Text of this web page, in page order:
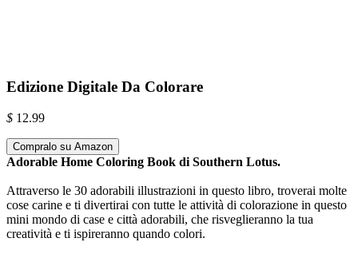
Edizione Digitale Da Colorare
$ 12.99
Compralo su Amazon
Adorable Home Coloring Book di Southern Lotus.
Attraverso le 30 adorabili illustrazioni in questo libro, troverai molte
cose carine e ti divertirai con tutte le attività di colorazione in questo
mini mondo di case e città adorabili, che risveglieranno la tua
creatività e ti ispireranno quando colori.